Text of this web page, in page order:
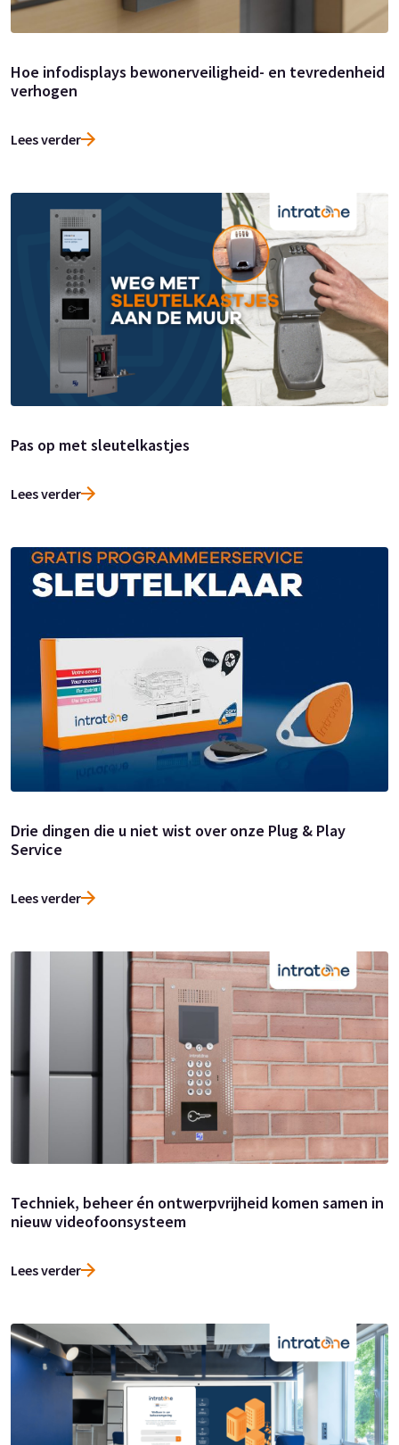
Hoe infodisplays bewonerveiligheid- en tevredenheid
verhogen
Lees verder
Pas op met sleutelkastjes
Lees verder
Drie dingen die u niet wist over onze Plug & Play
Service
Lees verder
Techniek, beheer én ontwerpvrijheid komen samen in
nieuw videofoonsysteem
Lees verder